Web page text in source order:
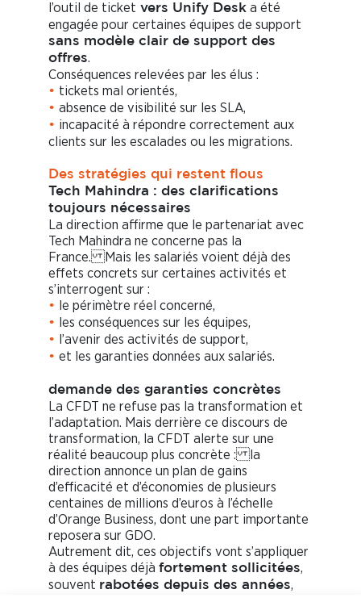
l’outil de ticket vers Unify Desk a été
engagée pour certaines équipes de support
sans modèle clair de support des
offres.
Conséquences relevées par les élus :
• tickets mal orientés,
• absence de visibilité sur les SLA,
• incapacité à répondre correctement aux
clients sur les escalades ou les migrations.
Des stratégies qui restent flous
Tech Mahindra : des clarifications
toujours nécessaires
La direction affirme que le partenariat avec
Tech Mahindra ne concerne pas la
France. Mais les salariés voient déjà des
effets concrets sur certaines activités et
s’interrogent sur :
• le périmètre réel concerné,
• les conséquences sur les équipes,
• l’avenir des activités de support,
• et les garanties données aux salariés.
demande des garanties concrètes
La CFDT ne refuse pas la transformation et
l’adaptation. Mais derrière ce discours de
transformation, la CFDT alerte sur une
réalité beaucoup plus concrète : la
direction annonce un plan de gains
d’efficacité et d’économies de plusieurs
centaines de millions d’euros à l’échelle
d’Orange Business, dont une part importante
reposera sur GDO.
Autrement dit, ces objectifs vont s’appliquer
à des équipes déjà fortement sollicitées,
souvent rabotées depuis des années,